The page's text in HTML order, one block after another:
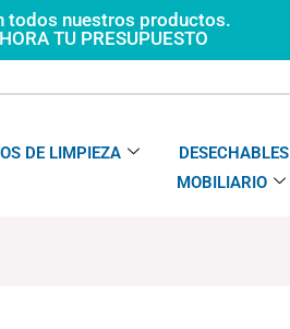
todos nuestros productos.
TU PRESUPUESTO
DE LIMPIEZA DESECHABLES
MOBILIARIO